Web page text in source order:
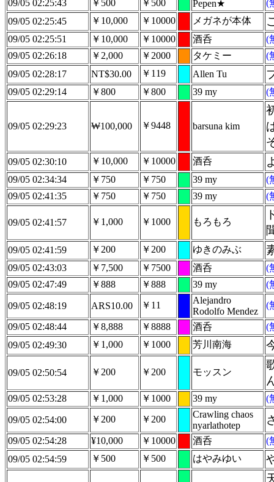
09/05 02:25:43 ￥500 ￥500 Pepen★
(
09/05 02:25:45
￥10,000 ￥10000 メガネが本体
09/05 02:25:51 ￥10,000 ￥10000 酒呑
(
09/05 02:26:18
￥2,000 ￥2000 タケミー
(
09/05 02:28:17
NT$30.00 ￥119 Allen Tu
09/05 02:29:14 ￥800 ￥800 39 my (
09/05 02:29:23 ₩100,000 ￥9448 barsuna kim
09/05 02:30:10 ￥10,000 ￥10000 酒呑
09/05 02:34:34 ￥750 ￥750 39 my
(
09/05 02:41:35
￥750 ￥750 39 my (
09/05 02:41:57 ￥1,000 ￥1000 もろもろ
09/05 02:41:59 ￥200 ￥200 ゆきのみぶ
09/05 02:43:03 ￥7,500 ￥7500 酒呑
(
09/05 02:47:49
￥888 ￥888 39 my (
09/05 02:48:19 ARS10.00 ￥11
Alejandro
Rodolfo Mendez
(
09/05 02:48:44 ￥8,888 ￥8888 酒呑
(
09/05 02:49:30
￥1,000 ￥1000 芳川南海
09/05 02:50:54 ￥200 ￥200 モッスン
09/05 02:53:28 ￥1,000 ￥1000 39 my (
09/05 02:54:00 ￥200 ￥200
Crawling chaos
nyarlathotep
09/05 02:54:28 ¥10,000 ￥10000 酒呑
(
09/05 02:54:59
￥500 ￥500 はやみゆい